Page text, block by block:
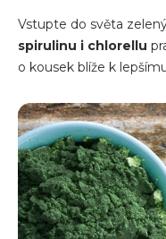
Vstupte do světa
spirulinu i chlorellu
o kousek blíže k